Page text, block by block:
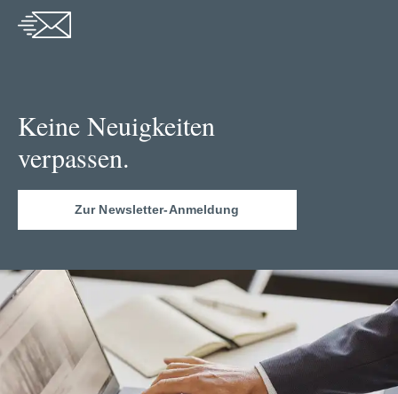
Keine Neuigkeiten
verpassen.
Zur Newsletter-Anmeldung